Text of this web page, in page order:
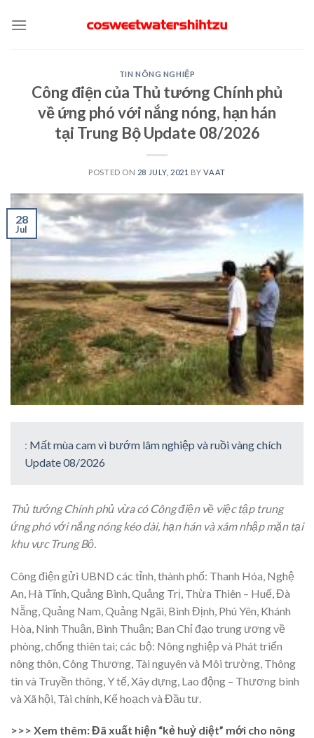
TIN NÔNG NGHIỆP
Công điện của Thủ tướng Chính phủ
về ứng phó với nắng nóng, hạn hán
tại Trung Bộ Update 08/2026
POSTED ON 28 JULY, 2021 BYVAAT
28
Jul
: Mất mùa cam vì bướm lâm nghiệp và ruồi vàng chích
Update 08/2026
Thủ tướng Chính phủ vừa có Công điện về việc tập trung
ứng phó với nắng nóng kéo dài, hạn hán và xâm nhập mặn tại
khu vực Trung Bộ.
Công điện gửi UBND các tỉnh, thành phố: Thanh Hóa, Nghệ
An, Hà Tĩnh, Quảng Bình, Quảng Trị, Thừa Thiên – Huế, Đà
Nẵng, Quảng Nam, Quảng Ngãi, Bình Định, Phú Yên, Khánh
Hòa, Ninh Thuận, Bình Thuận; Ban Chỉ đạo trung ương về
phòng, chống thiên tai; các bộ: Nông nghiệp và Phát triển
nông thôn, Công Thương, Tài nguyên và Môi trường, Thông
tin và Truyền thông, Y tế, Xây dựng, Lao động – Thương binh
và Xã hội, Tài chính, Kế hoạch và Đầu tư.
>>> Xem thêm: Đã xuất hiện “kẻ huỷ diệt” mới cho nông